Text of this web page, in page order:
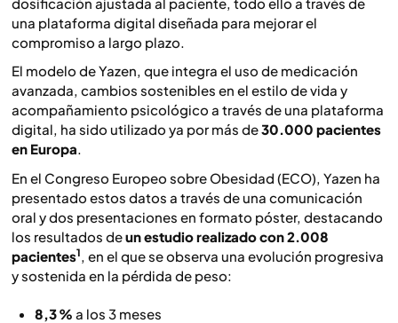
una plataforma digital diseñada para mejorar el
compromiso a largo plazo.
El modelo de Yazen, que integra el uso de medicación
avanzada, cambios sostenibles en el estilo de vida y
acompañamiento psicológico a través de una plataforma
digital, ha sido utilizado ya por más de30.000 pacientes
en Europa.
En el Congreso Europeo sobre Obesidad (ECO), Yazen ha
presentado estos datos a través de una comunicación
oral y dos presentaciones en formato póster, destacando
los resultados deun estudio realizado con 2.008
pacientes1, en el que se observa una evolución progresiva
y sostenida en la pérdida de peso:
8,3 % a los 3 meses